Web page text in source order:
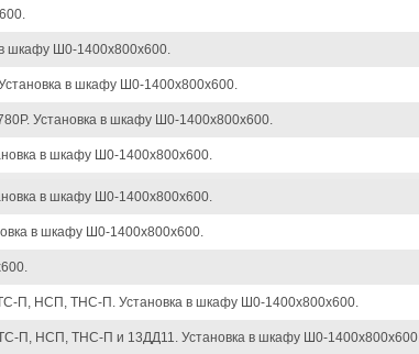
шкафу Ш0-1400х800х600.
в шкафу Ш0-1400х800х600.
Установка в шкафу Ш0-1400х800х600.
в шкафу Ш0-1400х800х600.
в шкафу Ш0-1400х800х600.
в шкафу Ш0-1400х800х600.
НСП, ТНС-П. Установка в шкафу Ш0-1400х800х600.
НСП, ТНС-П и 13ДД11. Установка в шкафу Ш0-